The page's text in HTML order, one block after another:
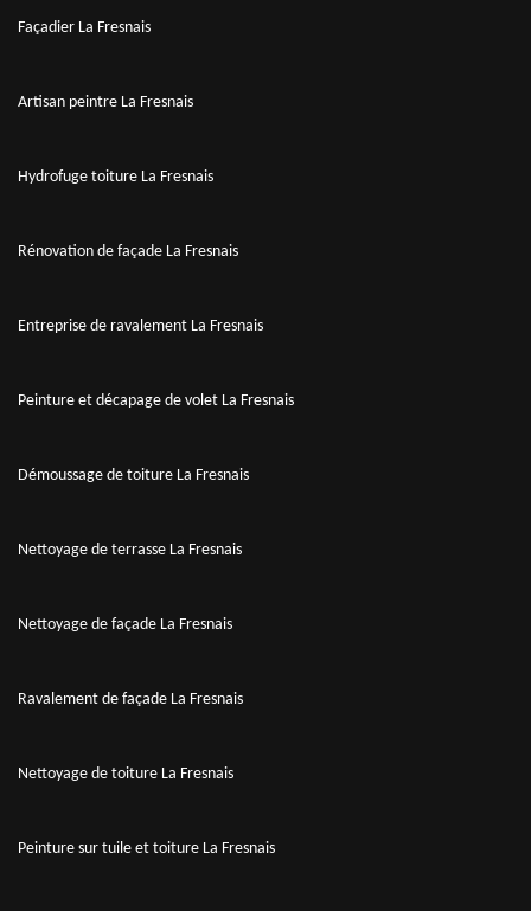
Façadier La Fresnais
Artisan peintre La Fresnais
Hydrofuge toiture La Fresnais
Rénovation de façade La Fresnais
Entreprise de ravalement La Fresnais
Peinture et décapage de volet La Fresnais
Démoussage de toiture La Fresnais
Nettoyage de terrasse La Fresnais
Nettoyage de façade La Fresnais
Ravalement de façade La Fresnais
Nettoyage de toiture La Fresnais
Peinture sur tuile et toiture La Fresnais